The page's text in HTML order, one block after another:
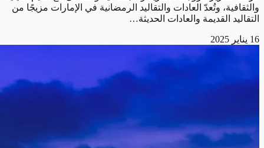
والثقافية، وتُعدّ العادات والتقاليد الرمضانية في الإمارات مزيجًا من
التقاليد القديمة والعادات الحديثة…
16 يناير 2025